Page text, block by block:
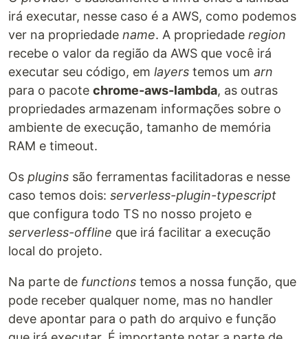
irá executar, nesse caso é a AWS, como podemos
ver na propriedade name. A propriedade region
recebe o valor da região da AWS que você irá
executar seu código, em layers temos um arn
para o pacote chrome-aws-lambda, as outras
propriedades armazenam informações sobre o
ambiente de execução, tamanho de memória
RAM e timeout.
Os plugins são ferramentas facilitadoras e nesse
caso temos dois: serverless-plugin-typescript
que configura todo TS no nosso projeto e
serverless-offline que irá facilitar a execução
local do projeto.
Na parte de functions temos a nossa função, que
pode receber qualquer nome, mas no handler
deve apontar para o path do arquivo e função